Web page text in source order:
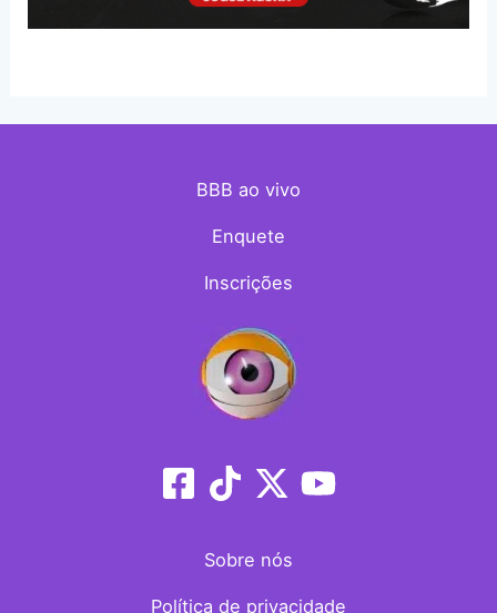
BBB ao vivo
Enquete
Inscrições
Sobre nós
Política de privacidade